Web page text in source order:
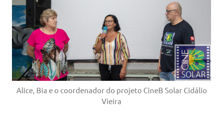
Alice, Bia e o coordenador do projeto CineB Solar Cidálio
Vieira